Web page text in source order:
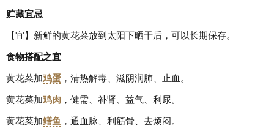
贮藏宜忌
【宜】新鲜的黄花菜放到太阳下晒干后，可以长期保存。
食物搭配之宜
黄花菜加鸡蛋 ，清热解毒、滋阴润肺、止血。
黄花菜加鸡肉 ，健需、补肾、益气、利尿。
黄花菜加鳝鱼 ，通血脉、利筋骨、去烦闷。